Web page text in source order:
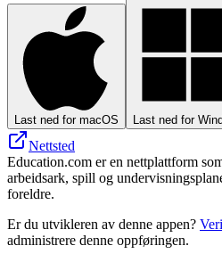
Last ned for macOS Last ned for
Nettsted
Education.com er en nettplattform
arbeidsark, spill og
foreldre.
Er du utvikleren av denne appen?
administrere denne oppføringen.